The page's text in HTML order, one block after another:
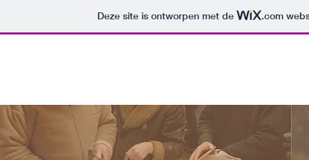
Deze site is ontworpen met de .com